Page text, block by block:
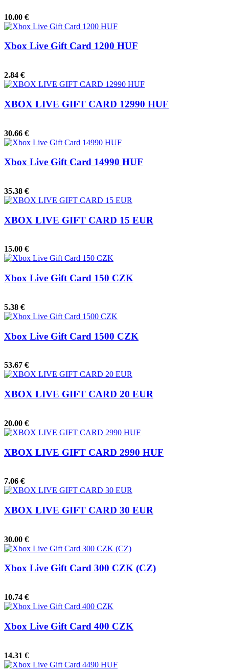
10.00 €
Xbox Live Gift Card 1200 HUF
2.84 €
XBOX LIVE GIFT CARD 12990 HUF
30.66 €
Xbox Live Gift Card 14990 HUF
35.38 €
XBOX LIVE GIFT CARD 15 EUR
15.00 €
Xbox Live Gift Card 150 CZK
5.38 €
Xbox Live Gift Card 1500 CZK
53.67 €
XBOX LIVE GIFT CARD 20 EUR
20.00 €
XBOX LIVE GIFT CARD 2990 HUF
7.06 €
XBOX LIVE GIFT CARD 30 EUR
30.00 €
Xbox Live Gift Card 300 CZK (CZ)
10.74 €
Xbox Live Gift Card 400 CZK
14.31 €